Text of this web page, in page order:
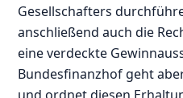
Gesellschafters
anschließend auch die
eine verdeckte
Bundesfinanzhof geht
und ordnet diesen